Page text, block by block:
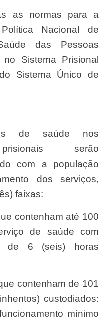
Nacional de
das Pessoas
Sistema Prisional
Sistema Único de
serão
com a população
dos serviços,
faixas:
de saúde com
de 6 (seis) horas
custodiados:
mínimo